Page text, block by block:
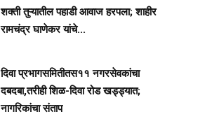
शक्ती तुऱ्यातील पहाडी आवाज हरपला; शाहीर
रामचंद्र घाणेकर यांचे...
दिवा प्रभागसमितीतस११ नगरसेवकांचा
दबदबा,तरीही शिळ-दिवा रोड खड्ड्यात;
नागरिकांचा संताप